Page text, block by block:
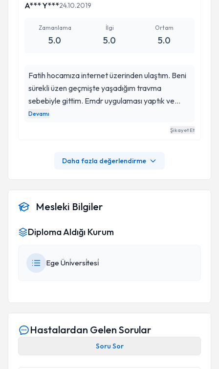
A*** Y***24.10.2019
Zamanlama
5.0
İlgi
5.0
Ortam
5.0
Fatih hocamıza internet üzerinden ulaştım. Beni
sürekli üzen geçmişte yaşadığım travma
sebebiyle gittim. Emdr uygulaması yaptık ve
neden bu kadar kafama takmışım diye kendime
kızdığım bir duruma geldim.5,6 seans için de
herkese tavsiye ediyorum.
Devamı
Şikayet Et
Daha fazla değerlendirme
Mesleki Bilgiler
Diploma Aldığı Kurum
Ege Üni̇versi̇tesi̇
Hastalardan Gelen Sorular
Soru Sor